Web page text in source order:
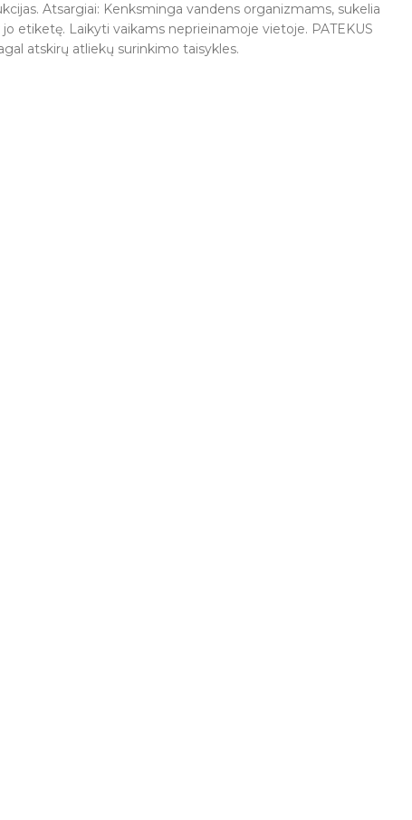
Atsargiai: Kenksminga vandens organizmams, sukelia
etiketę. Laikyti vaikams neprieinamoje vietoje. PATEKUS
atskirų atliekų surinkimo taisykles.